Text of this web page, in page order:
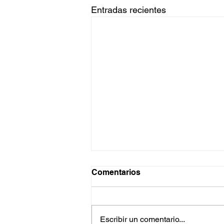
Entradas recientes
Comentarios
Escribir un comentario...